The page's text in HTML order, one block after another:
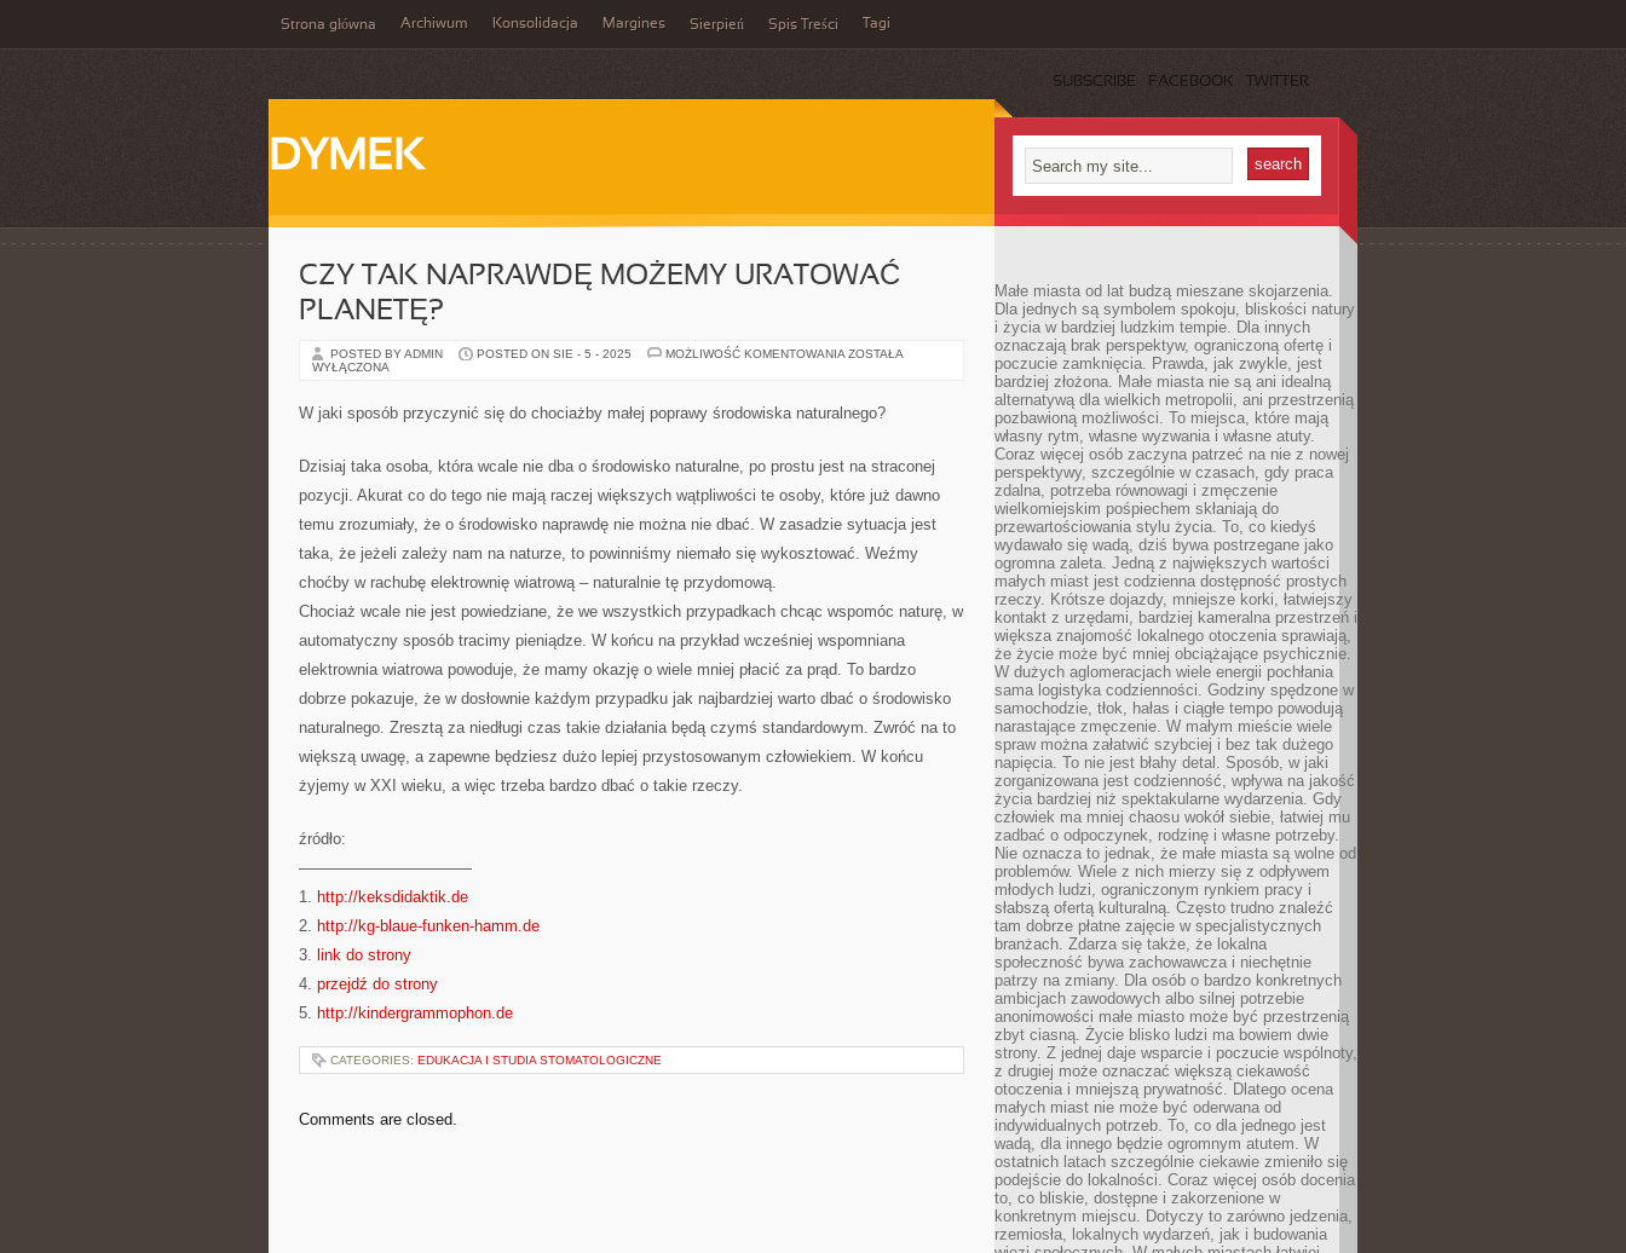
Strona główna Archiwum Konsolidacja Margines Sierpień Spis Treści Tagi
SUBSCRIBE FACEBOOK TWITTER
DYMEK
CZY TAK NAPRAWDĘ MOŻEMY URATOWAĆ
PLANETĘ?
POSTED BY ADMIN POSTED ON SIE - 5 - 2025 MOŻLIWOŚĆ KOMENTOWANIA CZY
URATOWAĆ
PLANETĘ?
ZOSTAŁA
WYŁĄCZONA
W jaki sposób przyczynić się do chociażby małej poprawy środowiska naturalnego?
Dzisiaj taka osoba, która wcale nie dba o środowisko naturalne, po prostu jest na straconej
pozycji. Akurat co do tego nie mają raczej większych wątpliwości te osoby, które już dawno
temu zrozumiały, że o środowisko naprawdę nie można nie dbać. W zasadzie sytuacja jest
taka, że jeżeli zależy nam na naturze, to powinniśmy niemało się wykosztować. Weźmy
choćby w rachubę elektrownię wiatrową – naturalnie tę przydomową.
Chociaż wcale nie jest powiedziane, że we wszystkich przypadkach chcąc wspomóc naturę, w
automatyczny sposób tracimy pieniądze. W końcu na przykład wcześniej wspomniana
elektrownia wiatrowa powoduje, że mamy okazję o wiele mniej płacić za prąd. To bardzo
dobrze pokazuje, że w dosłownie każdym przypadku jak najbardziej warto dbać o środowisko
naturalnego. Zresztą za niedługi czas takie działania będą czymś standardowym. Zwróć na to
większą uwagę, a zapewne będziesz dużo lepiej przystosowanym człowiekiem. W końcu
żyjemy w XXI wieku, a więc trzeba bardzo dbać o takie rzeczy.
źródło:
———————————
1. http://keksdidaktik.de
2. http://kg-blaue-funken-hamm.de
3. link do strony
4. przejdź do strony
5. http://kindergrammophon.de
CATEGORIES: EDUKACJA I STUDIA STOMATOLOGICZNE
Comments are closed.
Małe miasta od lat budzą mieszane skojarzenia.
Dla jednych są symbolem spokoju, bliskości natury
i życia w bardziej ludzkim tempie. Dla innych
oznaczają brak perspektyw, ograniczoną ofertę i
poczucie zamknięcia. Prawda, jak zwykle, jest
bardziej złożona. Małe miasta nie są ani idealną
alternatywą dla wielkich metropolii, ani przestrzenią
pozbawioną możliwości. To miejsca, które mają
własny rytm, własne wyzwania i własne atuty.
Coraz więcej osób zaczyna patrzeć na nie z nowej
perspektywy, szczególnie w czasach, gdy praca
zdalna, potrzeba równowagi i zmęczenie
wielkomiejskim pośpiechem skłaniają do
przewartościowania stylu życia. To, co kiedyś
wydawało się wadą, dziś bywa postrzegane jako
ogromna zaleta. Jedną z największych wartości
małych miast jest codzienna dostępność prostych
rzeczy. Krótsze dojazdy, mniejsze korki, łatwiejszy
kontakt z urzędami, bardziej kameralna przestrzeń i
większa znajomość lokalnego otoczenia sprawiają,
że życie może być mniej obciążające psychicznie.
W dużych aglomeracjach wiele energii pochłania
sama logistyka codzienności. Godziny spędzone w
samochodzie, tłok, hałas i ciągłe tempo powodują
narastające zmęczenie. W małym mieście wiele
spraw można załatwić szybciej i bez tak dużego
napięcia. To nie jest błahy detal. Sposób, w jaki
zorganizowana jest codzienność, wpływa na jakość
życia bardziej niż spektakularne wydarzenia. Gdy
człowiek ma mniej chaosu wokół siebie, łatwiej mu
zadbać o odpoczynek, rodzinę i własne potrzeby.
Nie oznacza to jednak, że małe miasta są wolne od
problemów. Wiele z nich mierzy się z odpływem
młodych ludzi, ograniczonym rynkiem pracy i
słabszą ofertą kulturalną. Często trudno znaleźć
tam dobrze płatne zajęcie w specjalistycznych
branżach. Zdarza się także, że lokalna
społeczność bywa zachowawcza i niechętnie
patrzy na zmiany. Dla osób o bardzo konkretnych
ambicjach zawodowych albo silnej potrzebie
anonimowości małe miasto może być przestrzenią
zbyt ciasną. Życie blisko ludzi ma bowiem dwie
strony. Z jednej daje wsparcie i poczucie wspólnoty,
z drugiej może oznaczać większą ciekawość
otoczenia i mniejszą prywatność. Dlatego ocena
małych miast nie może być oderwana od
indywidualnych potrzeb. To, co dla jednego jest
wadą, dla innego będzie ogromnym atutem. W
ostatnich latach szczególnie ciekawie zmieniło się
podejście do lokalności. Coraz więcej osób docenia
to, co bliskie, dostępne i zakorzenione w
konkretnym miejscu. Dotyczy to zarówno jedzenia,
rzemiosła, lokalnych wydarzeń, jak i budowania